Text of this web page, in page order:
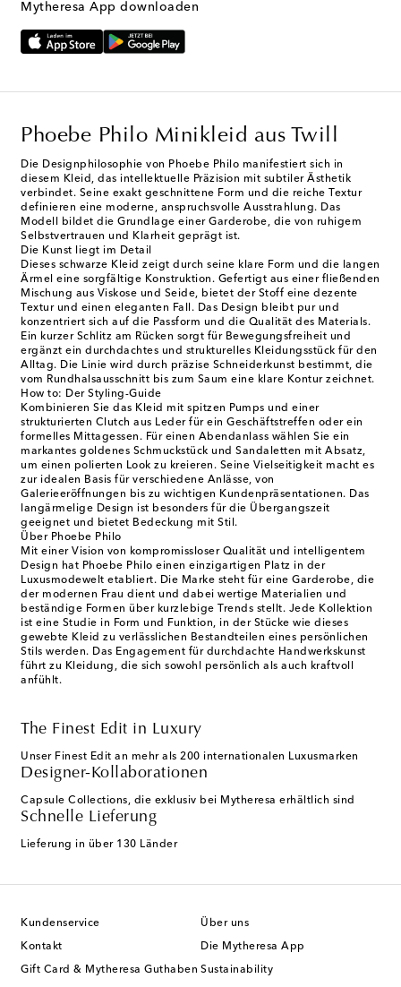
Mytheresa App downloaden
Phoebe Philo Minikleid aus Twill
Die Designphilosophie von Phoebe Philo manifestiert sich in
diesem Kleid, das intellektuelle Präzision mit subtiler Ästhetik
verbindet. Seine exakt geschnittene Form und die reiche Textur
definieren eine moderne, anspruchsvolle Ausstrahlung. Das
Modell bildet die Grundlage einer Garderobe, die von ruhigem
Selbstvertrauen und Klarheit geprägt ist.
Die Kunst liegt im Detail
Dieses schwarze Kleid zeigt durch seine klare Form und die langen
Ärmel eine sorgfältige Konstruktion. Gefertigt aus einer fließenden
Mischung aus Viskose und Seide, bietet der Stoff eine dezente
Textur und einen eleganten Fall. Das Design bleibt pur und
konzentriert sich auf die Passform und die Qualität des Materials.
Ein kurzer Schlitz am Rücken sorgt für Bewegungsfreiheit und
ergänzt ein durchdachtes und strukturelles Kleidungsstück für den
Alltag. Die Linie wird durch präzise Schneiderkunst bestimmt, die
vom Rundhalsausschnitt bis zum Saum eine klare Kontur zeichnet.
How to: Der Styling-Guide
Kombinieren Sie das Kleid mit spitzen Pumps und einer
strukturierten Clutch aus Leder für ein Geschäftstreffen oder ein
formelles Mittagessen. Für einen Abendanlass wählen Sie ein
markantes goldenes Schmuckstück und Sandaletten mit Absatz,
um einen polierten Look zu kreieren. Seine Vielseitigkeit macht es
zur idealen Basis für verschiedene Anlässe, von
Galerieeröffnungen bis zu wichtigen Kundenpräsentationen. Das
langärmelige Design ist besonders für die Übergangszeit
geeignet und bietet Bedeckung mit Stil.
Über Phoebe Philo
Mit einer Vision von kompromissloser Qualität und intelligentem
Design hat Phoebe Philo einen einzigartigen Platz in der
Luxusmodewelt etabliert. Die Marke steht für eine Garderobe, die
der modernen Frau dient und dabei wertige Materialien und
beständige Formen über kurzlebige Trends stellt. Jede Kollektion
ist eine Studie in Form und Funktion, in der Stücke wie dieses
gewebte Kleid zu verlässlichen Bestandteilen eines persönlichen
Stils werden. Das Engagement für durchdachte Handwerkskunst
führt zu Kleidung, die sich sowohl persönlich als auch kraftvoll
anfühlt.
The Finest Edit in Luxury
Unser Finest Edit an mehr als 200 internationalen Luxusmarken
Designer-Kollaborationen
Capsule Collections, die exklusiv bei Mytheresa erhältlich sind
Schnelle Lieferung
Lieferung in über 130 Länder
Kundenservice
Kontakt
Gift Card & Mytheresa Guthaben
Über uns
Die Mytheresa App
Sustainability